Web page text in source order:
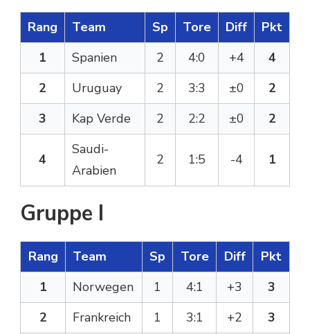
Rang Team Sp Tore Diff
Pkt
1
Spanien 2 4:0 +4
4
2
Uruguay 2 3:3 ±0
2
3
Kap Verde 2 2:2 ±0 2
4
Saudi-
Arabien
2 1:5 -4 1
Gruppe I
Rang Team Sp Tore Diff
Pkt
1
Norwegen 1 4:1 +3
3
2
Frankreich 1 3:1 +2
3